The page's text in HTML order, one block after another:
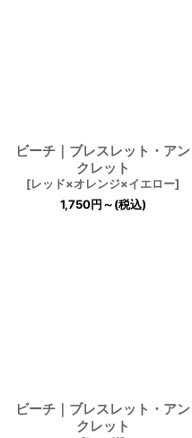
ビーチ｜ブレスレット・アン
クレット
[レッド×オレンジ×イエロー]
1,750円～(税込)
ビーチ｜ブレスレット・アン
クレット